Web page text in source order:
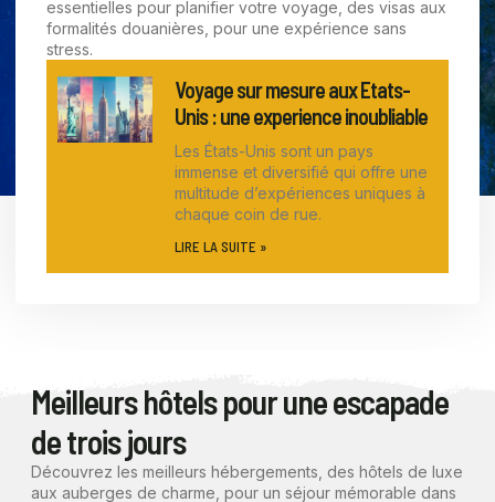
essentielles pour planifier votre voyage, des visas aux
formalités douanières, pour une expérience sans
stress.
Voyage sur mesure aux Etats-
Unis : une experience inoubliable
Les États-Unis sont un pays
immense et diversifié qui offre une
multitude d’expériences uniques à
chaque coin de rue.
LIRE LA SUITE »
Meilleurs hôtels pour une escapade
de trois jours
Découvrez les meilleurs hébergements, des hôtels de luxe
aux auberges de charme, pour un séjour mémorable dans